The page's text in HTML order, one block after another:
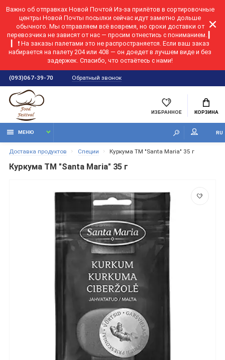
Важно об отправках Новой Почтой Из-за прилётов в сортировочные
центры Новой Почты посылки сейчас идут заметно дольше
обычного. Мы отправляем всё вовремя, но сроки доставки от
перевозчика не зависят от нас — просим отнестись с пониманием. ▎
▎ ❗ На заказы палетами это не распространяется. Если ваш заказ
набирается на палету 204 или 408 — он доедет в лучшем виде и без
задержек. Спасибо, что остаётесь с нами!
(093)067-39-70 Обратный звонок
ИЗБРАННОЕ КОРЗИНА
МЕНЮ RU
Доставка продуктов Специи Куркума ТМ "Santa Maria" 35 г
Куркума ТМ "Santa Maria" 35 г